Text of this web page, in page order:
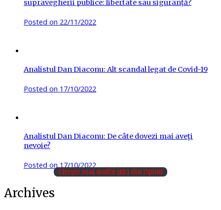
supravegherii publice: libertate sau siguranță?
Posted on 22/11/2022
Analistul Dan Diaconu: Alt scandal legat de Covid-19
Posted on 17/10/2022
Analistul Dan Diaconu: De câte dovezi mai aveţi
nevoie?
Posted on 17/10/2022
Citește mai multe știri din Opinii
Archives